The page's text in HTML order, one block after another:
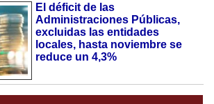
El déficit de las
Administraciones Públicas,
excluidas las entidades
locales, hasta noviembre se
reduce un 4,3%